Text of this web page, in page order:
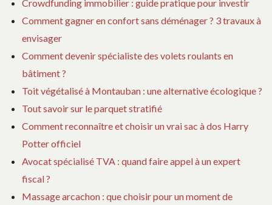
Crowdfunding immobilier : guide pratique pour investir
Comment gagner en confort sans déménager ? 3 travaux à
envisager
Comment devenir spécialiste des volets roulants en
bâtiment ?
Toit végétalisé à Montauban : une alternative écologique ?
Tout savoir sur le parquet stratifié
Comment reconnaître et choisir un vrai sac à dos Harry
Potter officiel
Avocat spécialisé TVA : quand faire appel à un expert
fiscal ?
Massage arcachon : que choisir pour un moment de